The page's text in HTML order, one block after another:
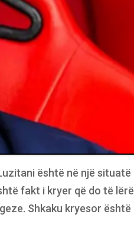
është në një situatë
fakt i kryer që do të lërë
Shkaku kryesor është